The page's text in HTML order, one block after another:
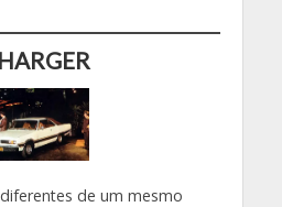
de um mesmo